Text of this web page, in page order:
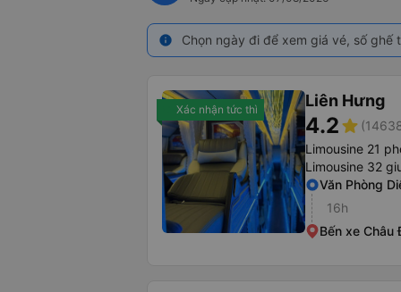
info Chọn ngày đi để xem giá vé, số
Xác nhận tức thì Liên Hưng
4.2star
Limousine 21
Limousine 32
Văn Phòng
16h
Bến xe Châu